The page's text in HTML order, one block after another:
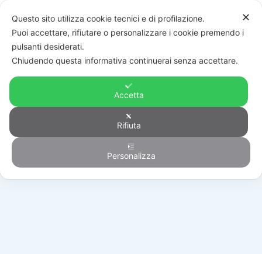
Generico
✕
Questo sito utilizza cookie tecnici e di profilazione.
Puoi accettare, rifiutare o personalizzare i cookie premendo i
pulsanti desiderati.
Chiudendo questa informativa continuerai senza accettare.
Accetta
Rifiuta
Personalizza